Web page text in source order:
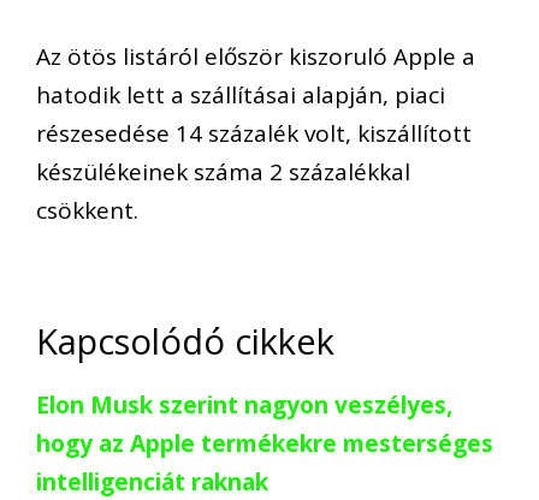
Az ötös listáról először kiszoruló Apple a
hatodik lett a szállításai alapján, piaci
részesedése 14 százalék volt, kiszállított
készülékeinek száma 2 százalékkal
csökkent.
Kapcsolódó cikkek
Elon Musk szerint nagyon veszélyes,
hogy az Apple termékekre mesterséges
intelligenciát raknak